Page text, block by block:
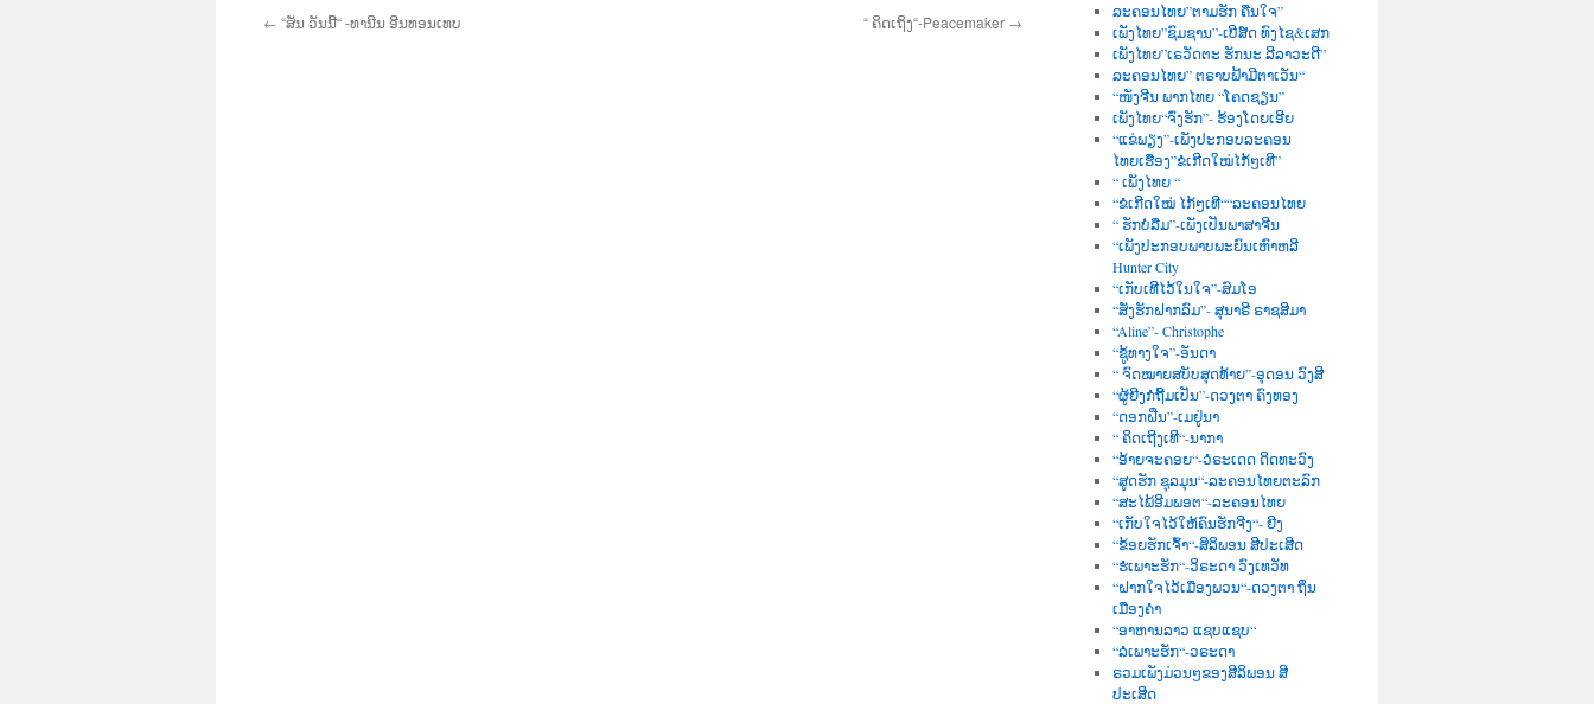
← “ສັນ ວັນນີ້“ -ທານີນ ອີນທອນເທບ “ ຄິດເຖິງ“-Peacemaker →
ລະຄອນໄທຍ”ຕາມຮັກ ຄືນໃຈ”
ເພັງໄທຍ”ຊົມຊານ”-ເບີສ໌ດ ທົງໄຊ&ເສກ
ເພັງໄທຍ”ເຣວັດຕະ ຮັກນະ ລີລາວະດີ”
ລະຄອນໄທຍ” ຕຣາບຟ້າມີຕາເວັນ“
“ໜັງຈີນ ພາກໄທຍ “ໂຄດຊຽນ”
ເພັງໄທຍ“ຈົ່ງຮັກ”- ຮ້ອງໂດຍເອີຍ
“ແຂ່ພຽງ”-ເພັງປະກອບລະຄອນ
ໄທຍເຮື່ອງ”ຂໍເກີດໃໝ່ໄກ້ໆເທີ”
“ ເພັງໄທຍ “
“ຂໍເກີດໃໝ່ ໄກ້ໆເທີ““ລະຄອນໄທຍ
“ ຮັກບໍ່ລືມ”-ເພັງເປັນພາສາຈີນ
“ເພັງປະກອບພາບພະຍົນເຫົາຫລີ
Hunter City
“ເກັບເທີໄວ້ໃນໃຈ”-ສົມໂອ
“ສັ່ງຮັກຝາກລົມ”- ສຸນາຣີ ຣາຊສີມາ
“Aline”- Christophe
“ຊູ້ທາງໃຈ”-ອັນດາ
“ ຈົດໝາຍສບັບສຸດທ້າຍ”-ອຸດອນ ວົງສີ
“ຜູ້ຍີງກໍຖີ້ມເປັນ”-ດວງຕາ ຄົງທອງ
“ດອກຝີ່ນ”-ເມຢູ່ນາ
“ ຄິດເຖີງເທີ“-ນາກາ
“ອ້າຍຈະຄອຍ“-ວໍຣະເດດ ດິດທະວົງ
“ສູດຮັກ ຊຸລມຸນ“-ລະຄອນໄທຍຕະລົກ
“ສະໄພ້ອີມພອຕ“-ລະຄອນໄທຍ
“ເກັບໃຈໄວ້ໃຫ້ຄົນຮັກຈີງ“- ຍີງ
“ຂ້ອຍຮັກເຈົ້າ“-ສິລິພອນ ສີປະເສີດ
“ຮໍເພາະຮັກ“-ວິຣະດາ ວົງເທວັທ
“ຝາກໃຈໄວ້ເມືອງພວນ“-ດວງຕາ ຖິ່ນ
ເມືອງຄຳ
“ອາຫານລາວ ແຊບແຊບ“
“ລໍເພາະຮັກ“-ວຣະດາ
ຣວມເພັງມ່ວນໆຂອງສີລິພອນ ສີ
ປະເສີດ